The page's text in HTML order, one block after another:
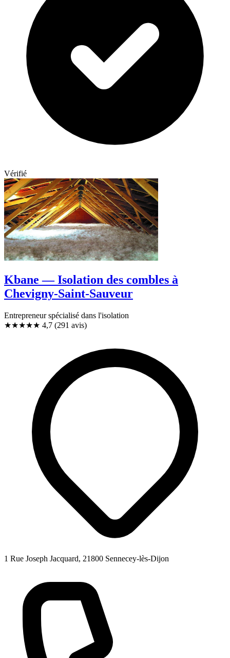
Vérifié
Kbane — Isolation des combles à
Chevigny-Saint-Sauveur
Entrepreneur spécialisé dans l'isolation
★★★★★ 4,7 (291 avis)
1 Rue Joseph Jacquard, 21800 Sennecey-lès-Dijon